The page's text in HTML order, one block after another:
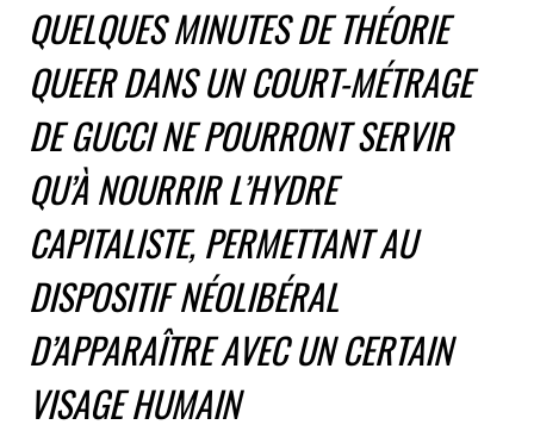
QUELQUES MINUTES DE THÉORIE
QUEER DANS UN COURT-MÉTRAGE
DE GUCCI NE POURRONT SERVIR
QU’À NOURRIR L’HYDRE
CAPITALISTE, PERMETTANT AU
DISPOSITIF NÉOLIBÉRAL
D’APPARAÎTRE AVEC UN CERTAIN
VISAGE HUMAIN